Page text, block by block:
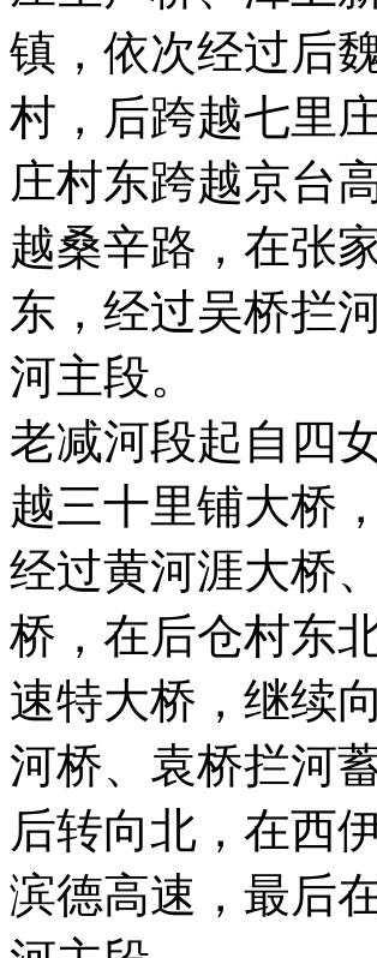
镇，依次经过后
村，后跨越七里
庄村东跨越京台
越桑辛路，在张
东，经过吴桥拦
河主段。
老减河段起自四
越三十里铺大桥
经过黄河涯大桥
桥，在后仓村东
速特大桥，继续
河桥、袁桥拦河
后转向北，在西
滨德高速，最后